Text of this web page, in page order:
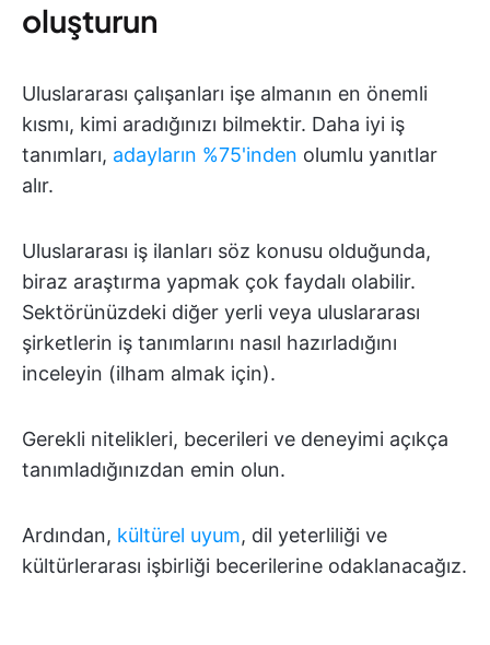
oluşturun
Uluslararası çalışanları işe almanın en önemli
kısmı, kimi aradığınızı bilmektir. Daha iyi iş
tanımları, adayların %75'inden olumlu yanıtlar
alır.
Uluslararası iş ilanları söz konusu olduğunda,
biraz araştırma yapmak çok faydalı olabilir.
Sektörünüzdeki diğer yerli veya uluslararası
şirketlerin iş tanımlarını nasıl hazırladığını
inceleyin (ilham almak için).
Gerekli nitelikleri, becerileri ve deneyimi açıkça
tanımladığınızdan emin olun.
Ardından, kültürel uyum, dil yeterliliği ve
kültürlerarası işbirliği becerilerine odaklanacağız.